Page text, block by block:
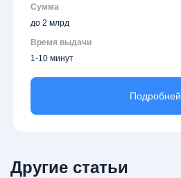
Сумма
до 2 млрд
Время выдачи
1-10 минут
Подробней
Другие статьи